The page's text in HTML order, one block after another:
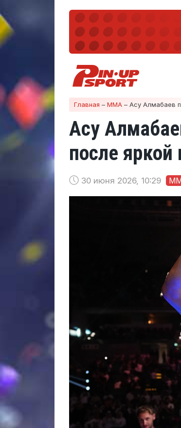
Главная – ММА – Асу Алмабаев
Асу
после
30 июня 2026, 10:29